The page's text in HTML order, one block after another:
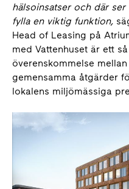
hälsoinsatser och där
fylla en viktig funktion,
Head of Leasing på
med Vattenhuset är ett
överenskommelse
gemensamma åtgärder
lokalens miljömässiga